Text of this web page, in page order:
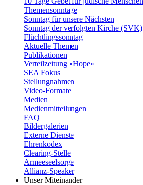
Themensonntage
Sonntag für unsere Nächsten
Sonntag der verfolgten Kirche (SVK)
Flüchtlingssonntag
Aktuelle Themen
Publikationen
Verteilzeitung «Hope»
SEA Fokus
Stellungnahmen
Video-Formate
Medien
Medienmitteilungen
FAQ
Bildergalerien
Externe Dienste
Ehrenkodex
Clearing-Stelle
Armeeseelsorge
Allianz-Speaker
Unser Miteinander